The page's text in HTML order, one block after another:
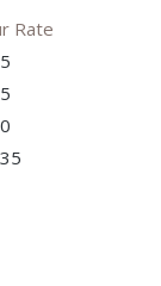
Rate